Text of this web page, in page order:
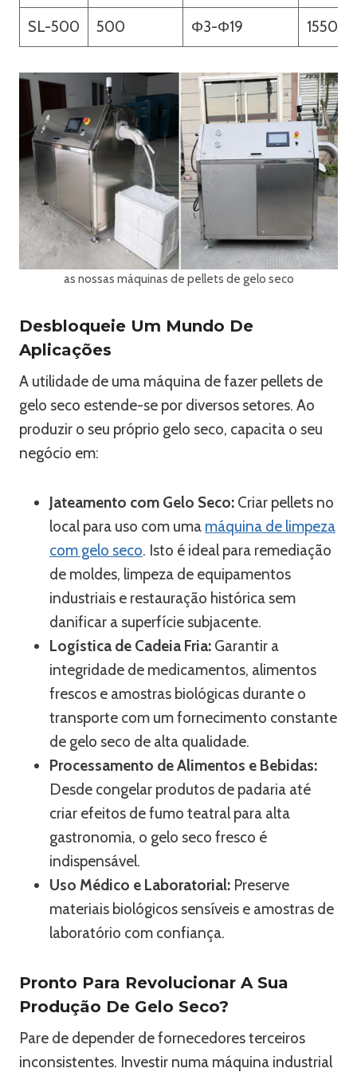
SL-500 500 Φ3-Φ19 1550
as nossas máquinas de pellets de gelo seco
Desbloqueie Um Mundo De
Aplicações
A utilidade de uma máquina de fazer pellets de
gelo seco estende-se por diversos setores. Ao
produzir o seu próprio gelo seco, capacita o seu
negócio em:
Jateamento com Gelo Seco: Criar pellets no
local para uso com uma máquina de limpeza
com gelo seco. Isto é ideal para remediação
de moldes, limpeza de equipamentos
industriais e restauração histórica sem
danificar a superfície subjacente.
Logística de Cadeia Fria: Garantir a
integridade de medicamentos, alimentos
frescos e amostras biológicas durante o
transporte com um fornecimento constante
de gelo seco de alta qualidade.
Processamento de Alimentos e Bebidas:
Desde congelar produtos de padaria até
criar efeitos de fumo teatral para alta
gastronomia, o gelo seco fresco é
indispensável.
Uso Médico e Laboratorial: Preserve
materiais biológicos sensíveis e amostras de
laboratório com confiança.
Pronto Para Revolucionar A Sua
Produção De Gelo Seco?
Pare de depender de fornecedores terceiros
inconsistentes. Investir numa máquina industrial